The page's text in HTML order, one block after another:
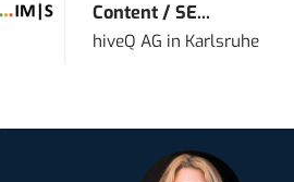
Content / SE...
hiveQ AG in Karlsruhe